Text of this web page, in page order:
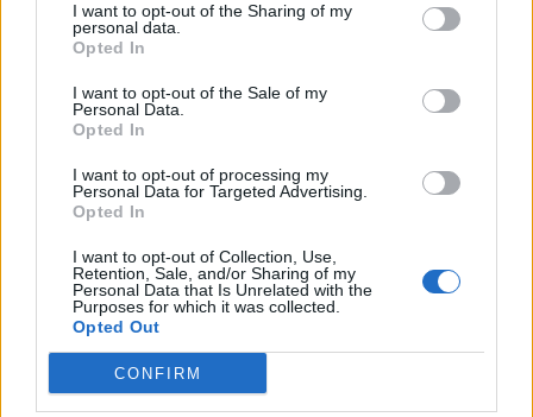
I want to opt-out of the Sharing of my
personal data.
Opted In
I want to opt-out of the Sale of my
Personal Data.
Opted In
I want to opt-out of processing my
Personal Data for Targeted Advertising.
Opted In
I want to opt-out of Collection, Use,
Retention, Sale, and/or Sharing of my
Personal Data that Is Unrelated with the
Purposes for which it was collected.
Opted Out
CONFIRM